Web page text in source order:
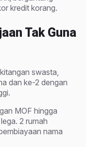
kredit korang.
Tak Guna
swasta,
dan ke-2 dengan
MOF hingga
2 rumah
nama